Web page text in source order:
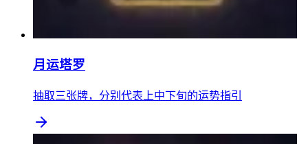
月运塔罗
抽取三张牌，分别代表上中下旬的运势指引